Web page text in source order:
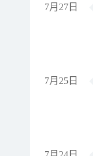
7月27日
7月25日